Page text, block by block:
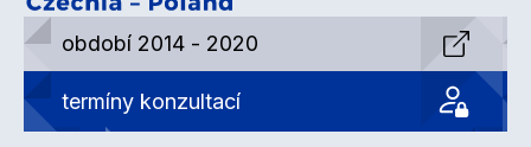
období 2014 - 2020
termíny konzultací